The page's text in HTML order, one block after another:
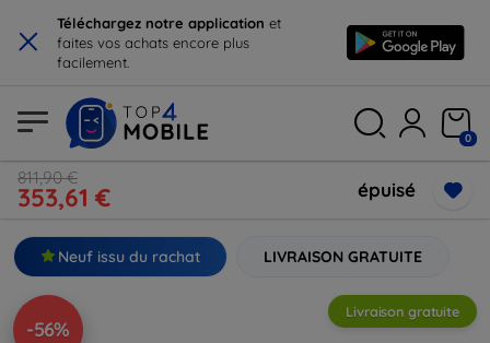
× Téléchargez notre application et
faites vos achats encore plus
facilement.
0
811,90 €
353,61 € épuisé
Neuf issu du rachat LIVRAISON GRATUITE
-56%
Livraison gratuite